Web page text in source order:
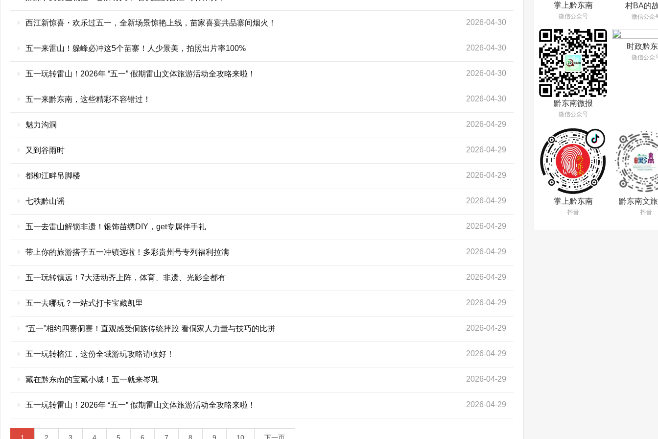
西江新惊喜・欢乐过五一，全新场景惊艳上线，苗家喜宴共品寨间烟火！ 2026-04-30
五一来雷山！躲峰必冲这5个苗寨！人少景美，拍照出片率100% 2026-04-30
五一玩转雷山！2026年 “五一” 假期雷山文体旅游活动全攻略来啦！ 2026-04-30
五一来黔东南，这些精彩不容错过！ 2026-04-30
魅力沟洞 2026-04-29
又到谷雨时 2026-04-29
都柳江畔吊脚楼 2026-04-29
七秩黔山谣 2026-04-29
五一去雷山解锁非遗！银饰苗绣DIY，get专属伴手礼 2026-04-29
带上你的旅游搭子五一冲镇远啦！多彩贵州号专列福利拉满 2026-04-29
五一玩转镇远！7大活动齐上阵，体育、非遗、光影全都有 2026-04-29
五一去哪玩？一站式打卡宝藏凯里 2026-04-29
“五一”相约四寨侗寨！直观感受侗族传统摔跤 看侗家人力量与技巧的比拼 2026-04-29
五一玩转榕江，这份全域游玩攻略请收好！ 2026-04-29
藏在黔东南的宝藏小城！五一就来岑巩 2026-04-29
五一玩转雷山！2026年 “五一” 假期雷山文体旅游活动全攻略来啦！ 2026-04-29
掌上黔东南
微信公众号
村BA的
微信公众
黔东南微报
微信公众号
时政黔
微信公众
掌上黔东南
抖音
黔东南文
抖音